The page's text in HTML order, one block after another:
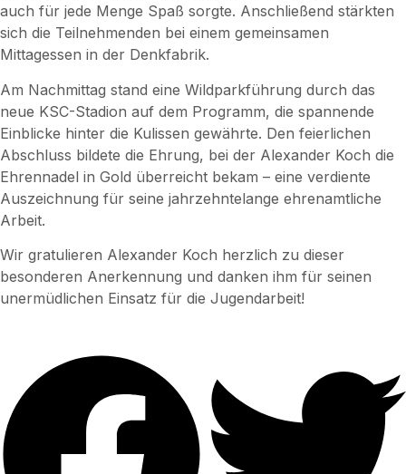
auch für jede Menge Spaß sorgte. Anschließend stärkten
sich die Teilnehmenden bei einem gemeinsamen
Mittagessen in der Denkfabrik.
Am Nachmittag stand eine Wildparkführung durch das
neue KSC-Stadion auf dem Programm, die spannende
Einblicke hinter die Kulissen gewährte. Den feierlichen
Abschluss bildete die Ehrung, bei der Alexander Koch die
Ehrennadel in Gold überreicht bekam – eine verdiente
Auszeichnung für seine jahrzehntelange ehrenamtliche
Arbeit.
Wir gratulieren Alexander Koch herzlich zu dieser
besonderen Anerkennung und danken ihm für seinen
unermüdlichen Einsatz für die Jugendarbeit!